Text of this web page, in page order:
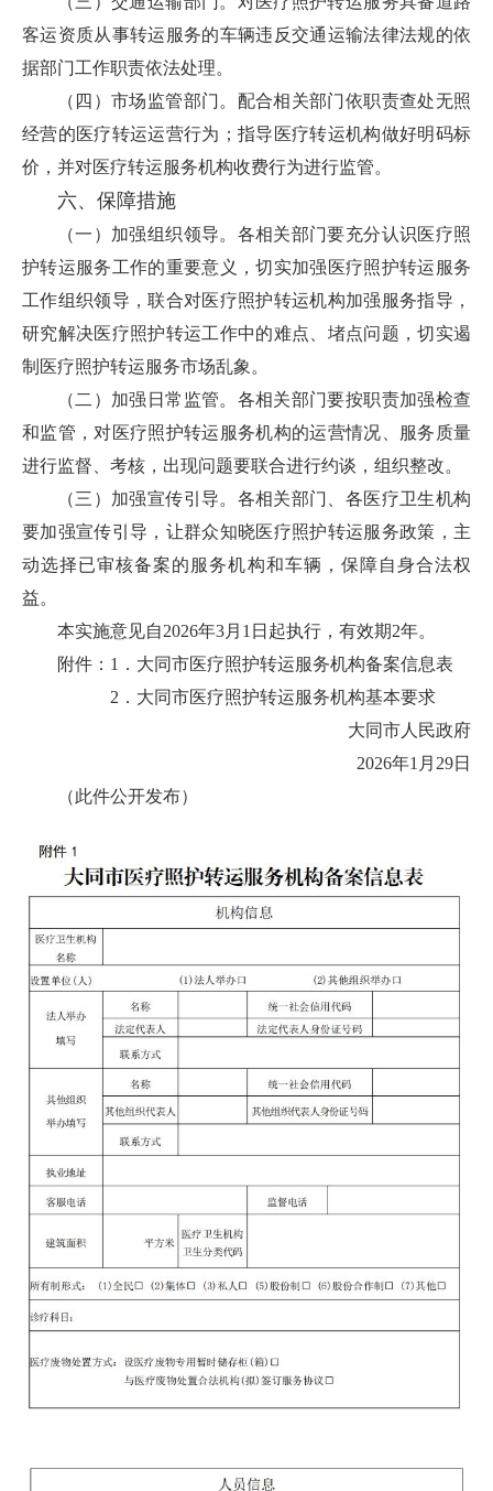
客运资质从事转运服务的车辆违反交通运输法律法规的依
据部门工作职责依法处理。
（四）市场监管部门。配合相关部门依职责查处无照
经营的医疗转运运营行为；指导医疗转运机构做好明码标
价，并对医疗转运服务机构收费行为进行监管。
六、保障措施
（一）加强组织领导。各相关部门要充分认识医疗照
护转运服务工作的重要意义，切实加强医疗照护转运服务
工作组织领导，联合对医疗照护转运机构加强服务指导，
研究解决医疗照护转运工作中的难点、堵点问题，切实遏
制医疗照护转运服务市场乱象。
（二）加强日常监管。各相关部门要按职责加强检查
和监管，对医疗照护转运服务机构的运营情况、服务质量
进行监督、考核，出现问题要联合进行约谈，组织整改。
（三）加强宣传引导。各相关部门、各医疗卫生机构
要加强宣传引导，让群众知晓医疗照护转运服务政策，主
动选择已审核备案的服务机构和车辆，保障自身合法权
益。
本实施意见自2026年3月1日起执行，有效期2年。
附件：1．大同市医疗照护转运服务机构备案信息表
2．大同市医疗照护转运服务机构基本要求
大同市人民政府
2026年1月29日
（此件公开发布）